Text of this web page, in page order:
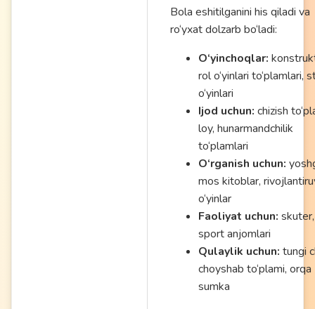
Bola eshitilganini his qiladi va
ro‘yxat dolzarb bo‘ladi:
O‘yinchoqlar:
rol o‘yinlari to‘plamlari,
o‘yinlari
Ijod uchun: chizish
loy, hunarmandchilik
to‘plamlari
O‘rganish uchun:
mos kitoblar,
o‘yinlar
Faoliyat uchun: skuter,
sport anjomlari
Qulaylik uchun: tungi
choyshab to‘plami, orqa
sumka